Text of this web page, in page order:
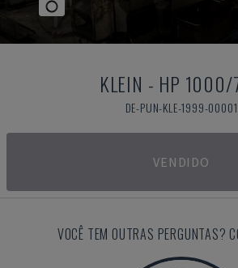
KLEIN - HP 1000/
DE-PUN-KLE-1999-00001
VENDIDO
VOCÊ TEM OUTRAS PERGUNTAS?